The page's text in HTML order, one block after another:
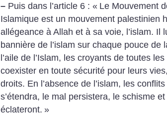
– Puis dans l’article 6 : « Le Mouvement
Islamique est un mouvement palestinien
allégeance à Allah et à sa voie, l’islam. Il
bannière de l’islam sur chaque pouce de
l’aile de l’Islam, les croyants de toutes
coexister en toute sécurité pour leurs
droits. En l’absence de l’islam, les
s’étendra, le mal persistera, le schisme
éclateront. »